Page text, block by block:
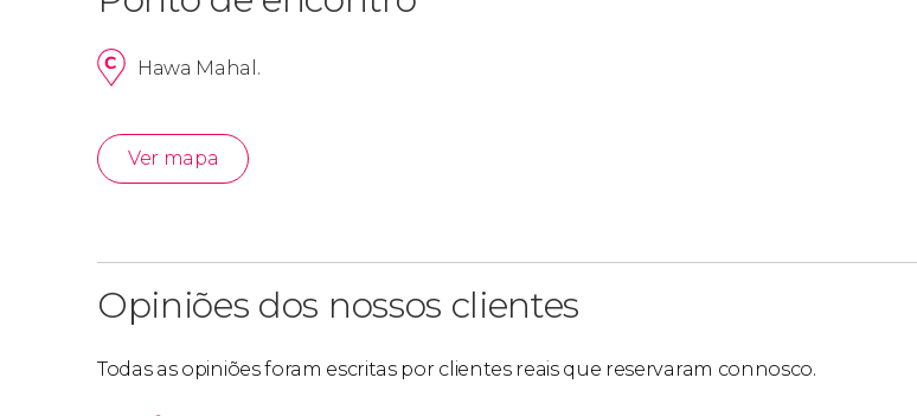
Hawa Mahal.
Ver mapa
Opiniões dos nossos clientes
Todas as opiniões foram escritas por clientes reais que reservaram connosco.